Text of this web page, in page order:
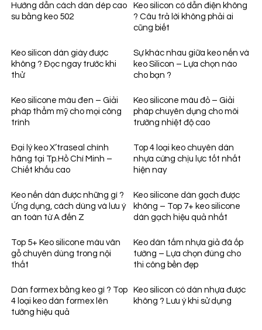
Hướng dẫn cách dán dép cao
su bằng keo 502
Keo silicon có dẫn điện không
? Câu trả lời không phải ai
cũng biết
Keo silicon dán giày được
không ? Đọc ngay trước khi
thử
Sự khác nhau giữa keo nến và
keo Silicon – Lựa chọn nào
cho bạn ?
Keo silicone màu đen – Giải
pháp thẩm mỹ cho mọi công
trình
Keo silicone màu đỏ – Giải
pháp chuyên dụng cho môi
trường nhiệt độ cao
Đại lý keo X’traseal chính
hãng tại Tp.Hồ Chí Minh –
Chiết khấu cao
Top 4 loại keo chuyên dán
nhựa cứng chịu lực tốt nhất
hiện nay
Keo nến dán được những gì ?
Ứng dụng, cách dùng và lưu ý
an toàn từ A đến Z
Keo silicone dán gạch được
không – Top 7+ keo silicone
dán gạch hiệu quả nhất
Top 5+ Keo silicone màu vân
gỗ chuyên dùng trong nội
thất
Keo dán tấm nhựa giả đá ốp
tường – Lựa chọn đúng cho
thi công bền đẹp
Dán formex bằng keo gì ? Top
4 loại keo dán formex lên
tường hiệu quả
Keo silicon có dán nhựa được
không ? Lưu ý khi sử dụng